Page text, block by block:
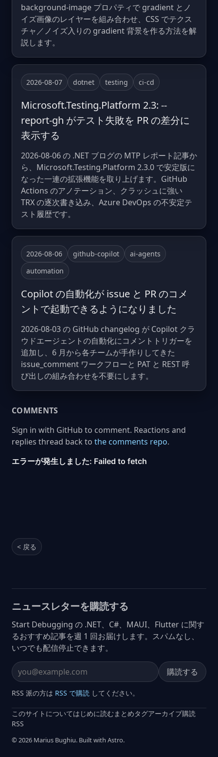
background-image プロパティで gradient とノ
イズ画像のレイヤーを組み合わせ、CSS でテクス
チャ／ノイズ入りの gradient 背景を作る方法を解
説します。
2026-08-07 dotnet testing ci-cd
Microsoft.Testing.Platform 2.3: --
report-gh がテスト失敗を PR の差分に
表示する
2026-08-06 の .NET ブログの MTP レポート記事か
ら、Microsoft.Testing.Platform 2.3.0 で安定版に
なった一連の拡張機能を取り上げます。GitHub
Actions のアノテーション、クラッシュに強い
TRX の逐次書き込み、Azure DevOps の不安定テ
スト履歴です。
2026-08-06 github-copilot
ai-agents
automation
Copilot の自動化が issue と PR のコメ
ントで起動できるようになりました
2026-08-03 の GitHub changelog が Copilot クラ
ウドエージェントの自動化にコメントトリガーを
追加し、6 月から各チームが手作りしてきた
issue_comment ワークフローと PAT と REST 呼
び出しの組み合わせを不要にします。
COMMENTS
Sign in with GitHub to comment. Reactions and
replies thread back to the comments repo.
< 戻る
ニュースレターを購読する
Start Debugging の .NET、C#、MAUI、Flutter に関す
るおすすめ記事を週 1 回お届けします。スパムなし、
いつでも配信停止できます。
Email address 購読する
RSS 派の方は RSS で購読 してください。
このサイトについてはじめに読むまとめタグアーカイブ購読
RSS
© 2026 Marius Bughiu. Built with Astro.